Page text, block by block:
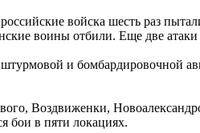
российские войска шесть раз
воины отбили. Еще две
и бомбардировочной
Воздвиженки,
бои в пяти локациях.